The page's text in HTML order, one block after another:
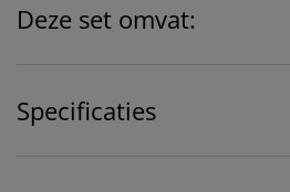
Deze set omvat:
Specificaties